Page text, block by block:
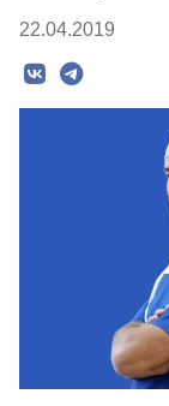
22.04.2019